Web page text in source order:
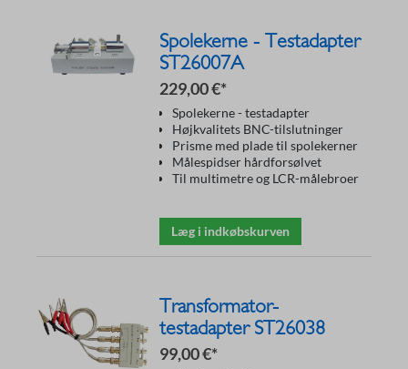
Spolekerne - Testadapter
ST26007A
229,00 €*
Spolekerne - testadapter
Højkvalitets BNC-tilslutninger
Prisme med plade til spolekerner
Målespidser hårdforsølvet
Til multimetre og LCR-målebroer
Læg i indkøbskurven
Transformator-
testadapter ST26038
99,00 €*